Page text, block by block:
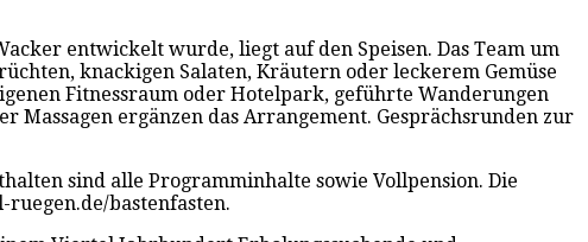
entwickelt wurde, liegt auf den Speisen. Das Team um
knackigen Salaten, Kräutern oder leckerem Gemüse
Fitnessraum oder Hotelpark, geführte Wanderungen
ergänzen das Arrangement. Gesprächsrunden zur
sind alle Programminhalte sowie Vollpension. Die
bastenfasten.